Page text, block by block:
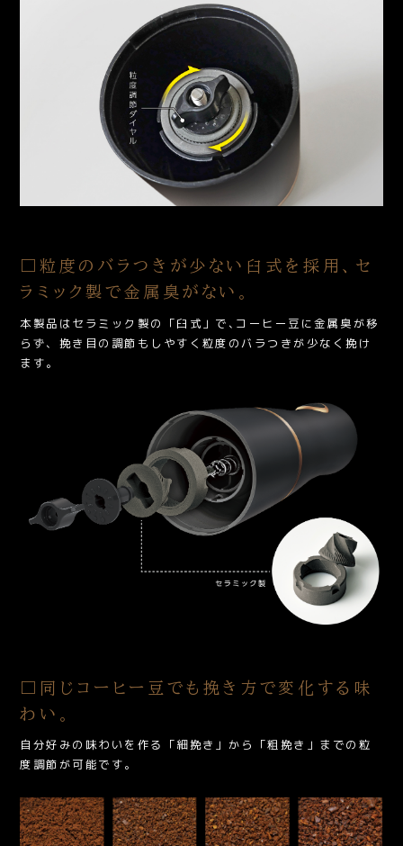
□粒度のバラつきが少ない臼式を採用、 セ
ラミック製で金属臭がない。
本製品はセラミック製の「臼式」で､コーヒー豆に金属臭が移
らず、挽き目の調節もしやすく粒度のバラつきが少なく挽け
ます。
□同じコーヒー豆でも挽き方で変化する味
わい。
自分好みの味わいを作る「細挽き」から「粗挽き」までの粒
度調節が可能です。